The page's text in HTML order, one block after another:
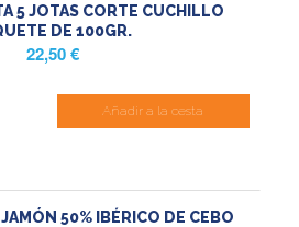
cupones
de
5 JOTAS CORTE CUCHILLO
DE 100GR.
22,50€
Añadir a la cesta
50% IBÉRICO DE CEBO